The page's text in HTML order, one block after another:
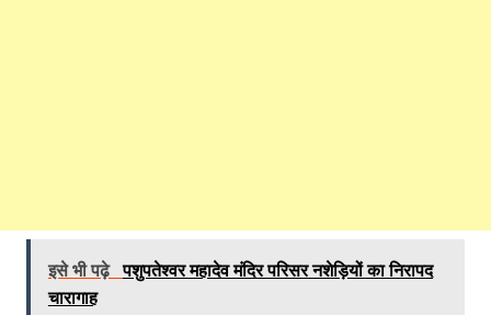
इसे भी पढ़े पशुपतेश्वर महादेव मंदिर परिसर नशेड़ियों का निरापद
चारागाह